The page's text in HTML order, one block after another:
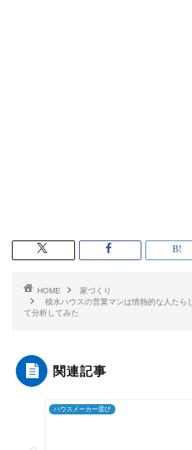
HOME
家づくり
積水ハウスの営業マンは情熱的な人たら
て分析してみた
関連記事
ハウスメーカー選び